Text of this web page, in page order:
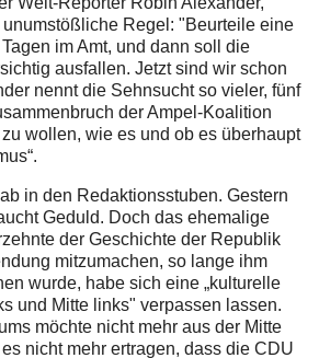
Regel: "Beurteile eine
im Amt, und dann soll die
ausfallen. Jetzt sind wir schon
nennt die Sehnsucht so vieler, fünf
der Ampel-Koalition
wollen, wie es und ob es überhaupt
in den Redaktionsstuben. Gestern
Geduld. Doch das ehemalige
der Geschichte der Republik
mitzumachen, so lange ihm
wurde, habe sich eine „kulturelle
und Mitte links" verpassen lassen.
möchte nicht mehr aus der Mitte
nicht mehr ertragen, dass die CDU